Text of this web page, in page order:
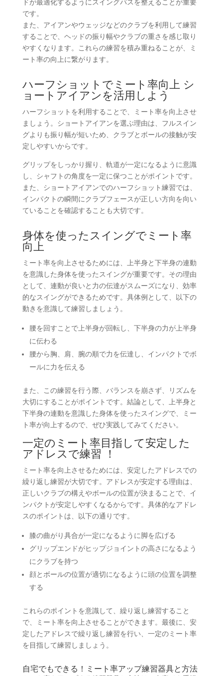
ドが最適化するようにスイングパスを整えることが重要
です。
また、アイアンやウェッジなどのクラブを利用して練習
することで、ヘッドの振り幅やクラブの重さを感じ取り
やすくなります。これらの練習を積み重ねることが、ミ
ート率の向上に繋がります。
ハーフショットでミート率向上 シ
ョートアイアンを活用しよう
ハーフショットを利用することで、ミート率を向上させ
ましょう。ショートアイアンを選ぶ理由は、フルスイン
グよりも振り幅が短いため、クラブとボールの接触が安
定しやすいからです。
グリップをしっかり握り、軌道が一定になるように意識
し、シャフトの角度を一定に保つことがポイントです。
また、ショートアイアンでのハーフショット練習では、
インパクトの瞬間にクラブフェースが正しい方向を向い
ていることを確認することも大切です。
身体を使ったスイングでミート率
向上
ミート率を向上させるためには、上半身と下半身の連動
を意識した身体を使ったスイングが重要です。その理由
として、連動が良いと力の伝達がスムーズになり、効率
的なスイングができるためです。具体例として、以下の
動きを意識して練習しましょう。
腰を回すことで上半身が回転し、下半身の力が上半身
に伝わる
腰から胸、肩、腕の順で力を伝達し、インパクトでボ
ールに力を伝える
また、この練習を行う際、バランスを崩さず、リズムを
大切にすることがポイントです。結論として、上半身と
下半身の連動を意識した身体を使ったスイングで、ミー
ト率が向上するので、ぜひ実践してみてください。
一定のミート率目指して安定した
アドレスで練習 ！
ミート率を向上させるためには、安定したアドレスでの
繰り返し練習が大切です。アドレスが安定する理由は、
正しいクラブの構えやボールの位置が決まることで、イ
ンパクトが安定しやすくなるからです。具体的なアドレ
スのポイントは、以下の通りです。
膝の曲がり具合が一定になるように脚を広げる
グリップエンドがヒップジョイントの高さになるよう
にクラブを持つ
顔とボールの位置が適切になるように頭の位置を調整
する
これらのポイントを意識して、繰り返し練習すること
で、ミート率を向上させることができます。最後に、安
定したアドレスで繰り返し練習を行い、一定のミート率
を目指して練習しましょう。
自宅でもできる！ミート率アップ練習器具と方法